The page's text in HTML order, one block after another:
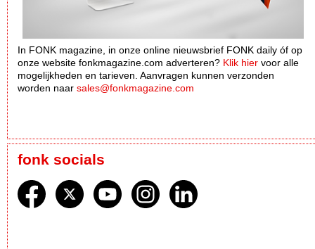
In FONK magazine, in onze online nieuwsbrief FONK daily óf op
onze website fonkmagazine.com adverteren? Klik hier voor alle
mogelijkheden en tarieven. Aanvragen kunnen verzonden
worden naar sales@fonkmagazine.com
fonk socials